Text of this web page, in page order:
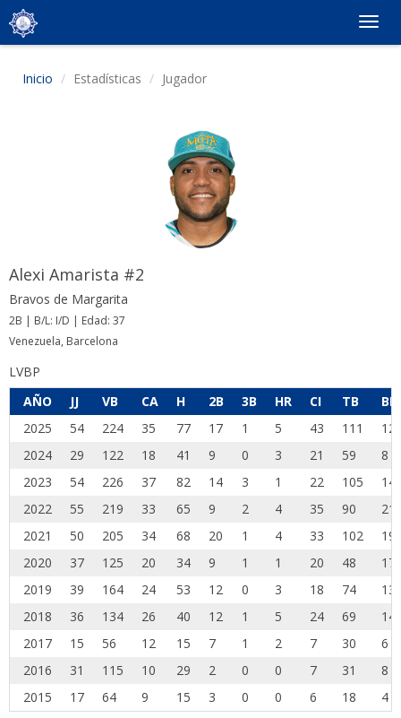
Inicio Estadísticas Jugador
Alexi Amarista #2
Bravos de Margarita
2B | B/L: I/D | Edad: 37
Venezuela, Barcelona
LVBP
AÑO
JJ VB CA H 2B 3B HR CI TB
BB
2025
54 224 35 77 17 1 5 43 111
12
2024
29 122 18 41 9 0 3 21 59
8
2023
54 226 37 82 14 3 1 22 105
14
2022
55 219 33 65 9 2 4 35 90
21
2021
50 205 34 68 20 1 4 33 102
19
2020
37 125 20 34 9 1 1 20 48
17
2019
39 164 24 53 12 0 3 18 74
13
2018
36 134 26 40 12 1 5 24 69
14
2017
15 56 12 15 7 1 2 7 30
6
2016
31 115 10 29 2 0 0 7 31
8
2015
17 64 9 15 3 0 0 6 18 4